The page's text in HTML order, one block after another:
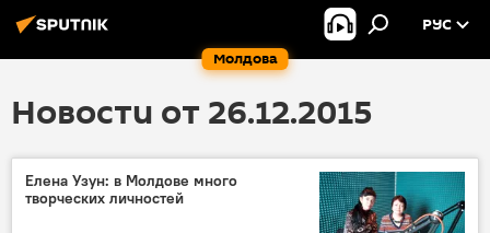
Молдова
РУС
Новости от 26.12.2015
Елена Узун: в Молдове много
творческих личностей